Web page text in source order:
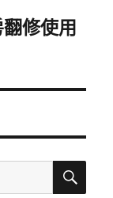
修使用
搜